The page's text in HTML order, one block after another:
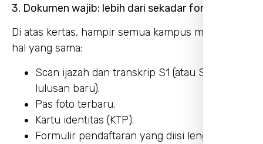
3. Dokumen wajib: lebih dari sekadar formalitas
Di atas kertas, hampir semua kampus meminta
hal yang sama:
Scan ijazah dan transkrip S1 (atau SKL bagi
lulusan baru).
Pas foto terbaru.
Kartu identitas (KTP).
Formulir pendaftaran yang diisi lengkap.